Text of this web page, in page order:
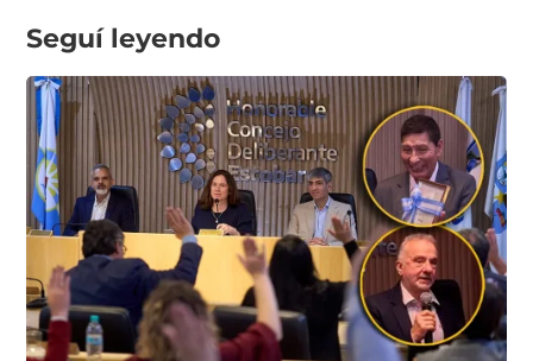
Seguí leyendo